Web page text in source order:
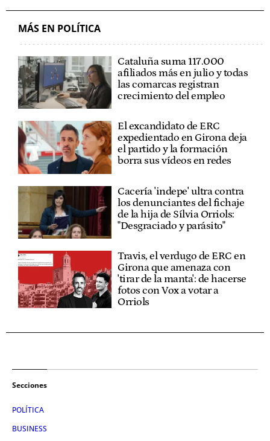
MÁS EN POLÍTICA
Cataluña suma 117.000
afiliados más en julio y todas
las comarcas registran
crecimiento del empleo
El excandidato de ERC
expedientado en Girona deja
el partido y la formación
borra sus vídeos en redes
Cacería 'indepe' ultra contra
los denunciantes del fichaje
de la hija de Sílvia Orriols:
"Desgraciado y parásito"
Travis, el verdugo de ERC en
Girona que amenaza con
'tirar de la manta': de hacerse
fotos con Vox a votar a
Orriols
Secciones
POLÍTICA
BUSINESS